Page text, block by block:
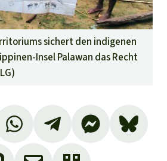
sichert den indigenen
Insel Palawan das Recht
)